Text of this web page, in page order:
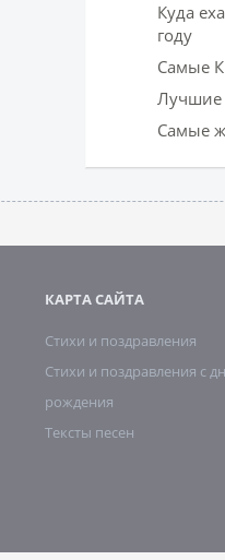
Куда
году
Самые
Лучшие
Самые
КАРТА САЙТА
Стихи и поздравления
Стихи и поздравления с
рождения
Тексты песен